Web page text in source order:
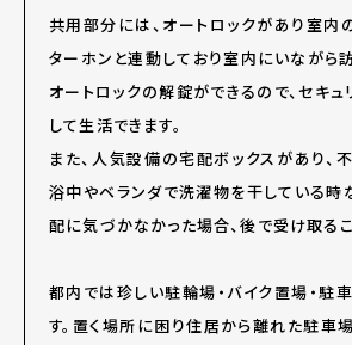
共用部分には、オートロックがあり室内
ターホンと連動しており室内にいながら
オートロックの解錠ができるので、セキュ
して生活できます。
また、人気設備の宅配ボックスがあり、
浴中やベランダで洗濯物を干している時
配に気づかなかった場合、後で受け取るこ
都内では珍しい駐輪場・バイク置場・駐
す。置く場所に困り住居から離れた駐車